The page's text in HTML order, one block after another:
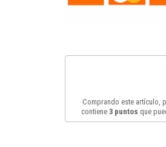
Comprando este artículo,
contiene 3puntos que